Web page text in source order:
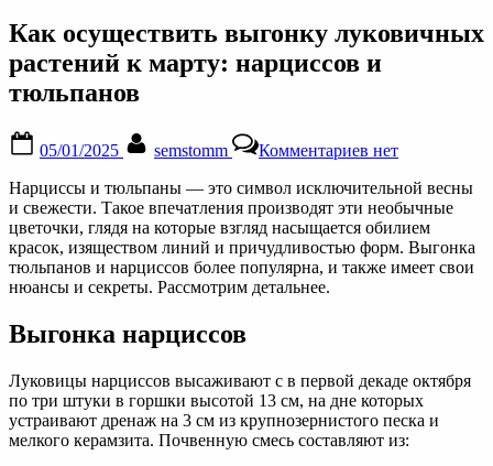
Как осуществить выгонку луковичных
растений к марту: нарциссов и
тюльпанов
on
05/01/2025 semstomm Комментариевзаписи
осуществить
выгонку
луковичных
растений
к
нет
Нарциссы и тюльпаны — это символ исключительной весны
и свежести. Такое впечатления производят эти необычные
цветочки, глядя на которые взгляд насыщается обилием
красок, изяществом линий и причудливостью форм. Выгонка
тюльпанов и нарциссов более популярна, и также имеет свои
нюансы и секреты. Рассмотрим детальнее.
Выгонка нарциссов
Луковицы нарциссов высаживают с в первой декаде октября
по три штуки в горшки высотой 13 см, на дне которых
устраивают дренаж на 3 см из крупнозернистого песка и
мелкого керамзита. Почвенную смесь составляют из: